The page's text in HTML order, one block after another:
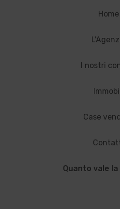
Home
I nostri
Case
Quanto vale